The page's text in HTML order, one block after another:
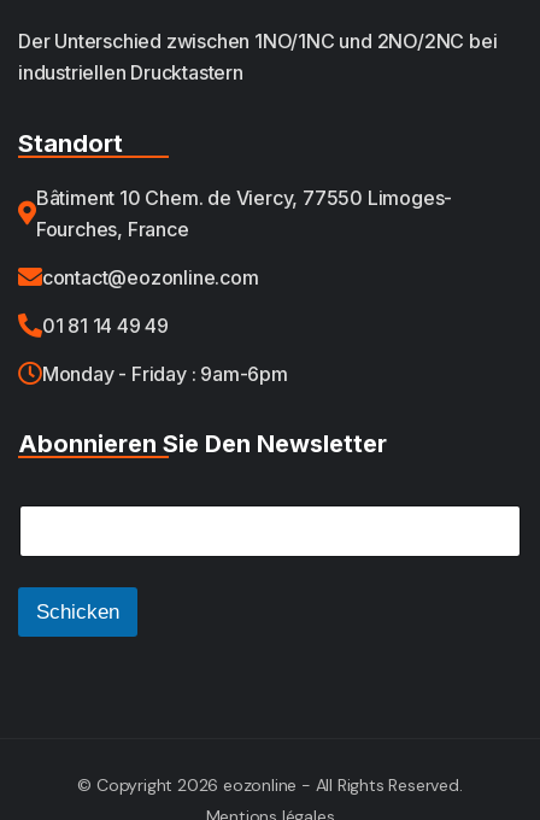
Der Unterschied zwischen 1NO/1NC und 2NO/2NC bei
industriellen Drucktastern
Standort
Bâtiment 10 Chem. de Viercy, 77550 Limoges-
Fourches, France
contact@eozonline.com
01 81 14 49 49
Monday - Friday : 9am-6pm
Abonnieren Sie Den Newsletter
l
m
E
a
i
*
Schicken
© Copyright 2026 eozonline - All Rights Reserved.